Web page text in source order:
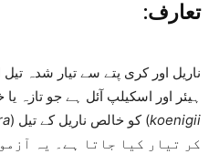
تعارف:
ناریل اور کری پتے سے تیار شدہ تیل
ہیئر اور اسکیلپ آئل ہے جو تازہ
koenigii) کو خالص ناریل کے تیل (
کر تیار کیا جاتا ہے۔ یہ